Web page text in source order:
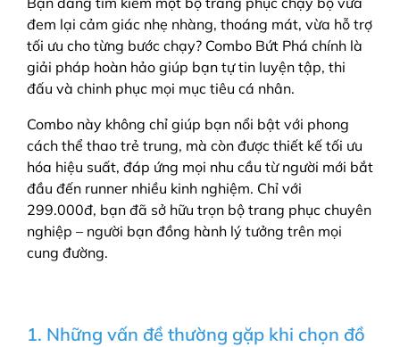
đem lại cảm giác nhẹ nhàng, thoáng mát, vừa hỗ trợ
tối ưu cho từng bước chạy? Combo Bứt Phá chính là
giải pháp hoàn hảo giúp bạn tự tin luyện tập, thi
đấu và chinh phục mọi mục tiêu cá nhân.
Combo này không chỉ giúp bạn nổi bật với phong
cách thể thao trẻ trung, mà còn được thiết kế tối ưu
hóa hiệu suất, đáp ứng mọi nhu cầu từ người mới bắt
đầu đến runner nhiều kinh nghiệm. Chỉ với
299.000đ, bạn đã sở hữu trọn bộ trang phục chuyên
nghiệp – người bạn đồng hành lý tưởng trên mọi
cung đường.
1. Những vấn đề thường gặp khi chọn đồ